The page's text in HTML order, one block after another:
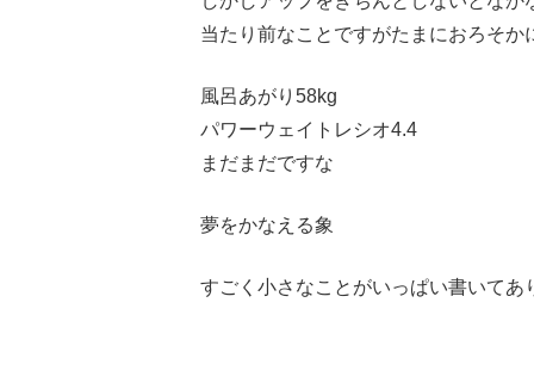
当たり前なことですがたまにおろそか
風呂あがり58kg
パワーウェイトレシオ4.4
まだまだですな
夢をかなえる象
すごく小さなことがいっぱい書いてあ